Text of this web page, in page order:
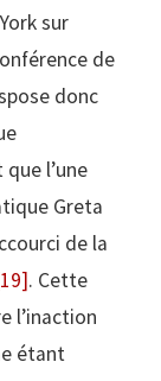
sur
de
donc
l’une
Greta
de la
. Cette
l’inaction
étant